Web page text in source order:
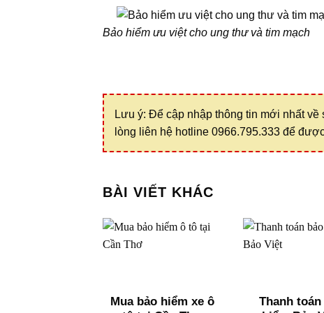
Bảo hiểm ưu việt cho ung thư và tim mạch
Lưu ý: Để cập nhập thông tin mới nhất
lòng liên hệ hotline 0966.795.333 để
BÀI VIẾT KHÁC
Mua bảo hiểm xe ô
Thanh toán